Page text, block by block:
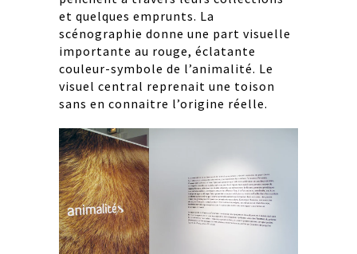
et quelques emprunts. La
scénographie donne une part visuelle
importante au rouge, éclatante
couleur-symbole de l’animalité. Le
visuel central reprenait une toison
sans en connaitre l’origine réelle.